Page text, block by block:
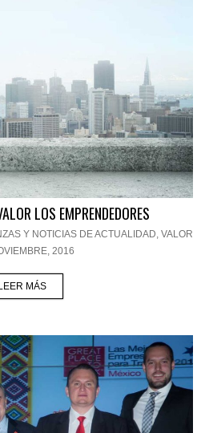
LOS EMPRENDEDORES
Y NOTICIAS DE ACTUALIDAD, VALOR
2016
LEER MÁS